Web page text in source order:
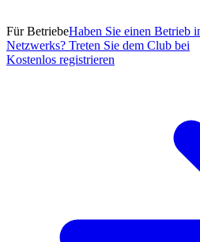
Für BetriebeHaben Sie einen Betrieb
Netzwerks? Treten Sie dem Club bei
Kostenlos registrieren